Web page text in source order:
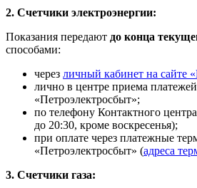
2. Счетчики электроэнергии:
Показания передают до конца
способами:
через личный кабинет на сайте
лично в центре приема
«Петроэлектросбыт»;
по телефону Контактного центра
до 20:30, кроме воскресенья);
при оплате через платежные
«Петроэлектросбыт» (адреса
3. Счетчики газа: